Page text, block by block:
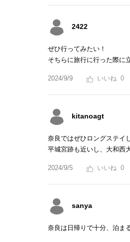
2422
ぜひ行ってみたい！
そちらに旅行に行った際に
2024/9/9 0
kitanoagt
奈良ではぜひロングステイ
平城宮跡も近いし、大和西
2024/9/5 0
sanya
奈良は日帰りで十分、泊ま